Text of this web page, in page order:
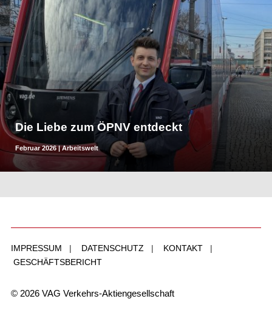
Die Liebe zum ÖPNV entdeckt
Februar 2026|Arbeitswelt
IMPRESSUM | DATENSCHUTZ | KONTAKT|
GESCHÄFTSBERICHT
© 2026 VAG Verkehrs-Aktiengesellschaft